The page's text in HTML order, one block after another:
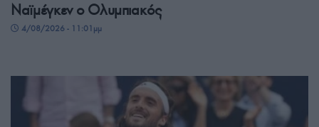
Ναϊμέγκεν ο Ολυμπιακός
4/08/2026 - 11:01μμ